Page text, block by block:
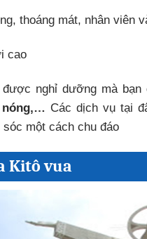
thoáng mát, nhân viên
cao
nghỉ dưỡng mà
Các dịch vụ tại
một cách chu đáo
Kitô vua